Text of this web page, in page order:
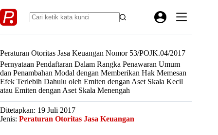
to
content
Peraturan Otoritas Jasa Keuangan Nomor 53/POJK.04/2017
Pernyataan Pendaftaran Dalam Rangka Penawaran Umum
dan Penambahan Modal dengan Memberikan Hak Memesan
Efek Terlebih Dahulu oleh Emiten dengan Aset Skala Kecil
atau Emiten dengan Aset Skala Menengah
Ditetapkan: 19 Juli 2017
Jenis: Peraturan Otoritas Jasa Keuangan